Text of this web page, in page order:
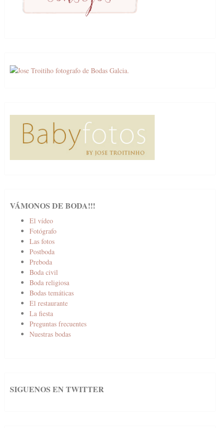
VÁMONOS DE BODA!!!
El vídeo
Fotógrafo
Las fotos
Postboda
Preboda
Boda civil
Boda religiosa
Bodas temáticas
El restaurante
La fiesta
Preguntas frecuentes
Nuestras bodas
SIGUENOS EN TWITTER